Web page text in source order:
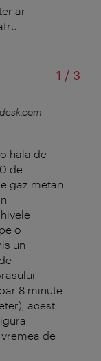
ar
1 /din
3
hala de
de
gaz metan
o
un
8 minute
acest
de